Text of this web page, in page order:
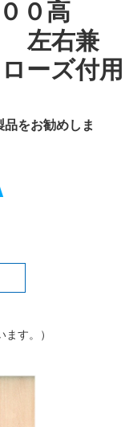
０高
左右兼
ーズ付用
をお勧めしま
す。）